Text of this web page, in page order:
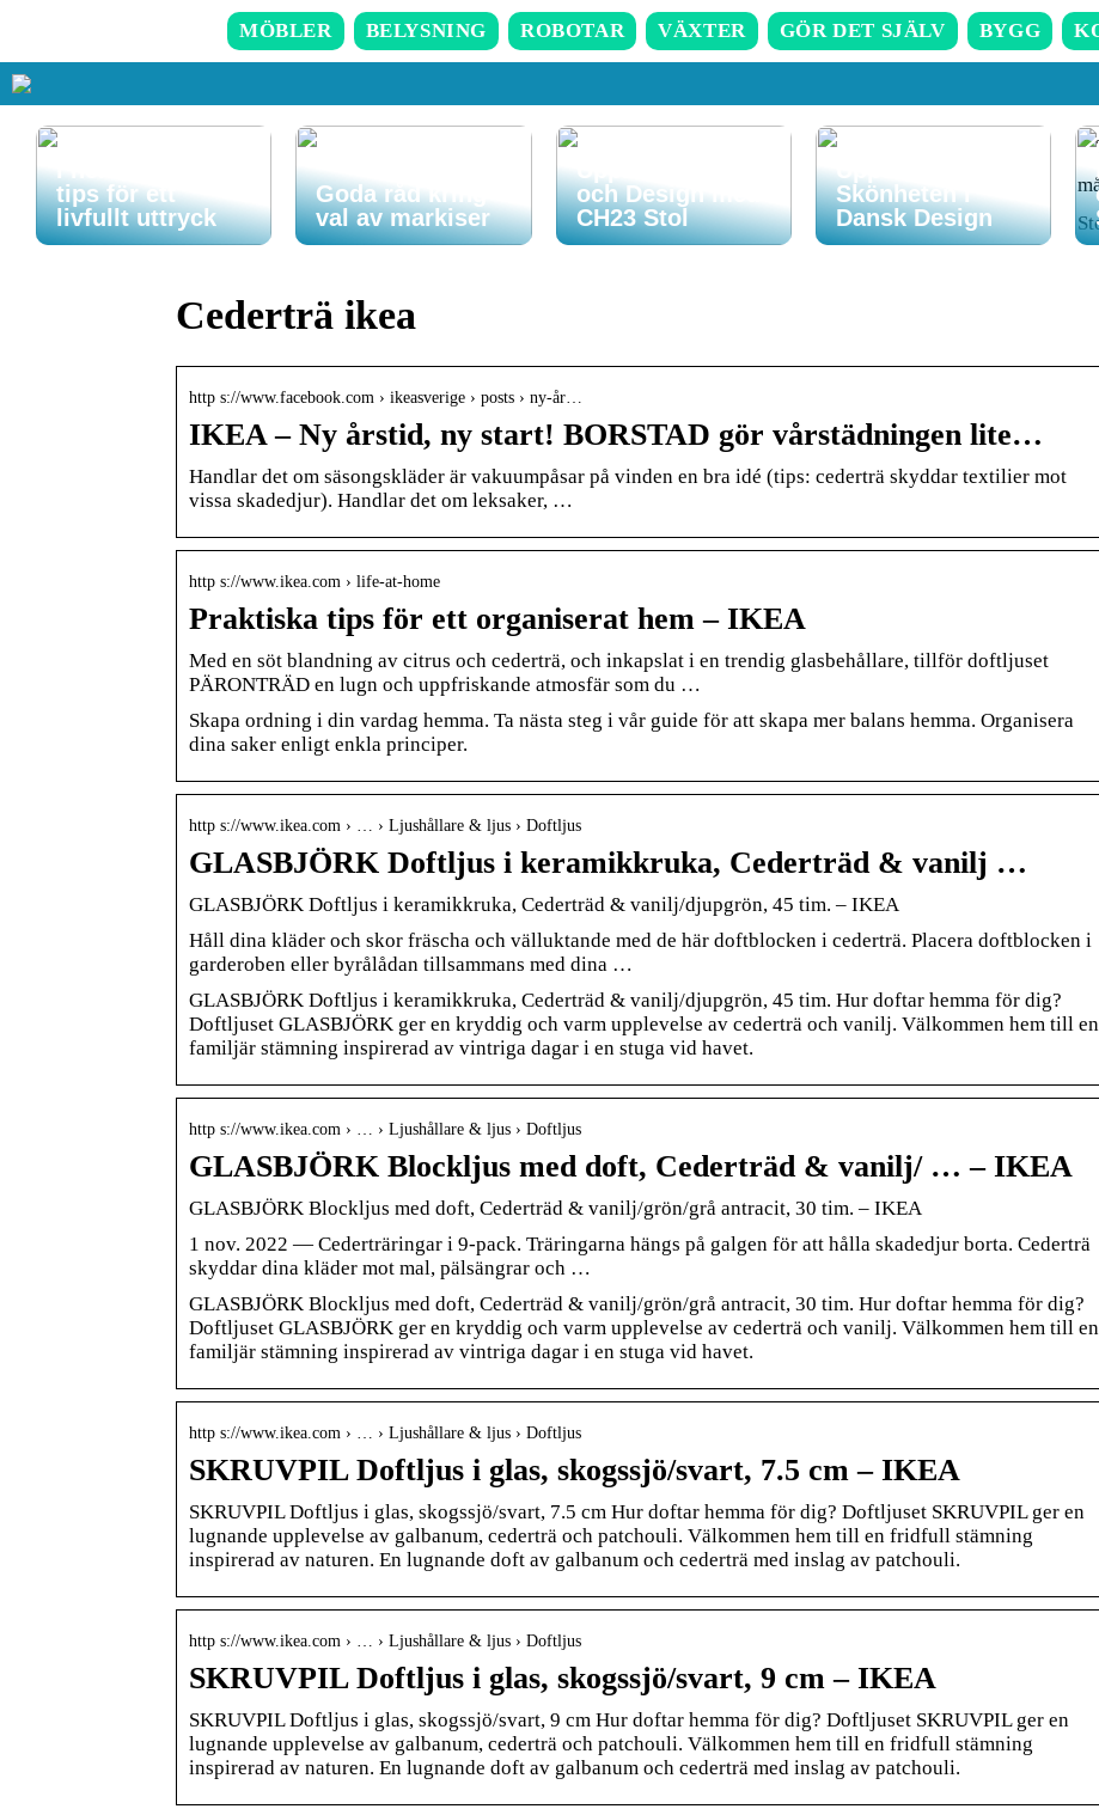
MÖBLER BELYSNING ROBOTAR VÄXTER GÖR DET SJÄLV BYGG
Så får du in färg
i hemmet – enkla
tips för ett
livfullt uttryck
Goda råd kring
val av markiser
Upplev Komfort
och Design med
CH23 Stol
Upptäck
Skönheten i
Dansk Design
Cederträ ikea
http s://www.facebook.com › ikeasverige › posts › ny-år…
IKEA – Ny årstid, ny start! BORSTAD gör vårstädningen lite…
Handlar det om säsongskläder är vakuumpåsar på vinden en bra idé (tips: cederträ skyddar textilier mot
vissa skadedjur). Handlar det om leksaker, …
http s://www.ikea.com › life-at-home
Praktiska tips för ett organiserat hem – IKEA
Med en söt blandning av citrus och cederträ, och inkapslat i en trendig glasbehållare, tillför doftljuset
PÄRONTRÄD en lugn och uppfriskande atmosfär som du …
Skapa ordning i din vardag hemma. Ta nästa steg i vår guide för att skapa mer balans hemma. Organisera
dina saker enligt enkla principer.
http s://www.ikea.com › … › Ljushållare & ljus › Doftljus
GLASBJÖRK Doftljus i keramikkruka, Cederträd & vanilj …
GLASBJÖRK Doftljus i keramikkruka, Cederträd & vanilj/djupgrön, 45 tim. – IKEA
Håll dina kläder och skor fräscha och välluktande med de här doftblocken i cederträ. Placera doftblocken i
garderoben eller byrålådan tillsammans med dina …
GLASBJÖRK Doftljus i keramikkruka, Cederträd & vanilj/djupgrön, 45 tim. Hur doftar hemma för dig?
Doftljuset GLASBJÖRK ger en kryddig och varm upplevelse av cederträ och vanilj. Välkommen hem till en
familjär stämning inspirerad av vintriga dagar i en stuga vid havet.
http s://www.ikea.com › … › Ljushållare & ljus › Doftljus
GLASBJÖRK Blockljus med doft, Cederträd & vanilj/ … – IKEA
GLASBJÖRK Blockljus med doft, Cederträd & vanilj/grön/grå antracit, 30 tim. – IKEA
1 nov. 2022 — Cederträringar i 9-pack. Träringarna hängs på galgen för att hålla skadedjur borta. Cederträ
skyddar dina kläder mot mal, pälsängrar och …
GLASBJÖRK Blockljus med doft, Cederträd & vanilj/grön/grå antracit, 30 tim. Hur doftar hemma för dig?
Doftljuset GLASBJÖRK ger en kryddig och varm upplevelse av cederträ och vanilj. Välkommen hem till en
familjär stämning inspirerad av vintriga dagar i en stuga vid havet.
http s://www.ikea.com › … › Ljushållare & ljus › Doftljus
SKRUVPIL Doftljus i glas, skogssjö/svart, 7.5 cm – IKEA
SKRUVPIL Doftljus i glas, skogssjö/svart, 7.5 cm Hur doftar hemma för dig? Doftljuset SKRUVPIL ger en
lugnande upplevelse av galbanum, cederträ och patchouli. Välkommen hem till en fridfull stämning
inspirerad av naturen. En lugnande doft av galbanum och cederträ med inslag av patchouli.
http s://www.ikea.com › … › Ljushållare & ljus › Doftljus
SKRUVPIL Doftljus i glas, skogssjö/svart, 9 cm – IKEA
SKRUVPIL Doftljus i glas, skogssjö/svart, 9 cm Hur doftar hemma för dig? Doftljuset SKRUVPIL ger en
lugnande upplevelse av galbanum, cederträ och patchouli. Välkommen hem till en fridfull stämning
inspirerad av naturen. En lugnande doft av galbanum och cederträ med inslag av patchouli.